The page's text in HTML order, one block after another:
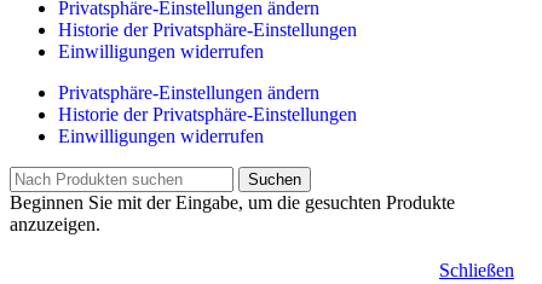
Privatsphäre-Einstellungen ändern
Historie der Privatsphäre-Einstellungen
Einwilligungen widerrufen
Privatsphäre-Einstellungen ändern
Historie der Privatsphäre-Einstellungen
Einwilligungen widerrufen
Suchen
Beginnen Sie mit der Eingabe, um die gesuchten Produkte
anzuzeigen.
Schließen